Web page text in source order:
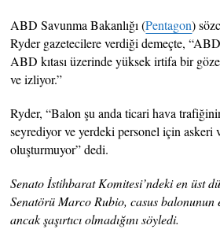
ABD Savunma Bakanlığı (Pentagon)
Ryder gazetecilere verdiği demeçte,
ABD kıtası üzerinde yüksek irtifa bir
ve izliyor.”
Ryder, “Balon şu anda ticari hava
seyrediyor ve yerdeki personel için
oluşturmuyor” dedi.
Senato İstihbarat Komitesi’ndeki en üst
Senatörü Marco Rubio, casus
ancak şaşırtıcı olmadığını söyledi.